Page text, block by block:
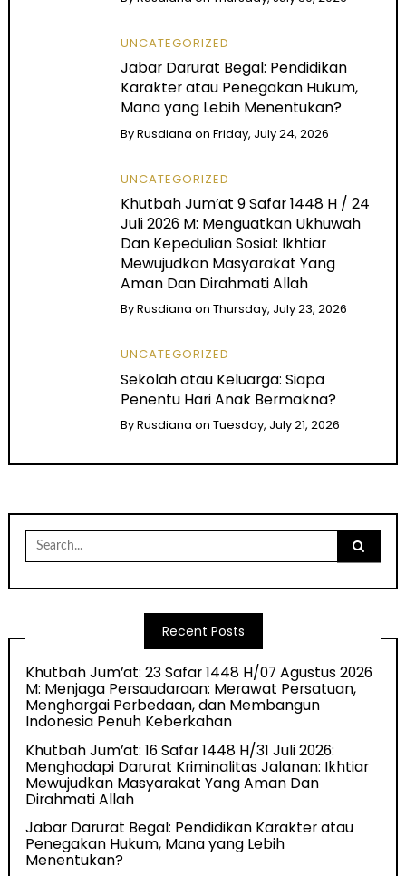
UNCATEGORIZED
Jabar Darurat Begal: Pendidikan
Karakter atau Penegakan Hukum,
Mana yang Lebih Menentukan?
ByRusdiana onFriday, July 24, 2026
UNCATEGORIZED
Khutbah Jum’at 9 Safar 1448 H / 24
Juli 2026 M: Menguatkan Ukhuwah
Dan Kepedulian Sosial: Ikhtiar
Mewujudkan Masyarakat Yang
Aman Dan Dirahmati Allah
ByRusdiana onThursday, July 23, 2026
UNCATEGORIZED
Sekolah atau Keluarga: Siapa
Penentu Hari Anak Bermakna?
ByRusdiana onTuesday, July 21, 2026
Search
for:
Recent Posts
Khutbah Jum’at: 23 Safar 1448 H/07 Agustus 2026
M: Menjaga Persaudaraan: Merawat Persatuan,
Menghargai Perbedaan, dan Membangun
Indonesia Penuh Keberkahan
Khutbah Jum’at: 16 Safar 1448 H/31 Juli 2026:
Menghadapi Darurat Kriminalitas Jalanan: Ikhtiar
Mewujudkan Masyarakat Yang Aman Dan
Dirahmati Allah
Jabar Darurat Begal: Pendidikan Karakter atau
Penegakan Hukum, Mana yang Lebih
Menentukan?